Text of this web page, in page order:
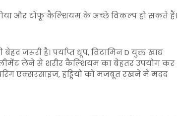
और टोफू कैल्शियम के अच्छे विकल्प हो सकते हैं।
बेहद जरूरी है। पर्याप्त धूप, विटामिन D युक्त खाद्य
लेने से शरीर कैल्शियम का बेहतर उपयोग कर
एक्सरसाइज, हड्डियों को मजबूत रखने में मदद